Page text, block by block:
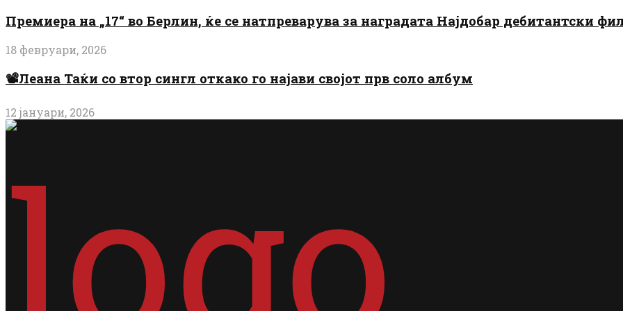
Премиера на „17“ во Берлин, ќе се натпреварува за наградата Најдобар дебитантски
18 февруари, 2026
📽️Леана Таќи со втор сингл откако го најави својот прв соло албум
12 јануари, 2026